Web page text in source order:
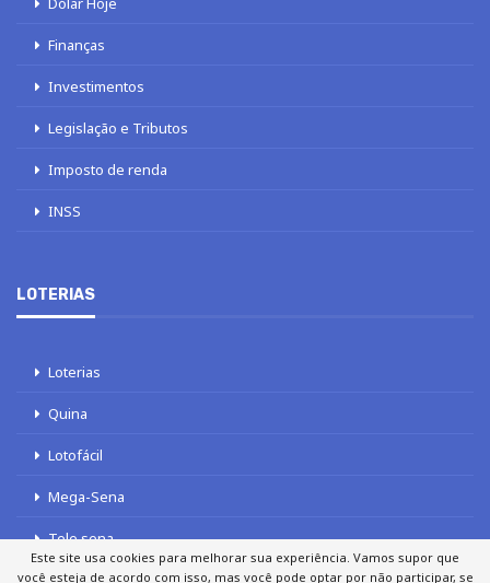
Finanças
Investimentos
Legislação e Tributos
Imposto de renda
INSS
LOTERIAS
Loterias
Quina
Lotofácil
Mega-Sena
Tele sena
Este site usa cookies para melhorar sua experiência. Vamos supor que
você esteja de acordo com isso, mas você pode optar por não participar, se